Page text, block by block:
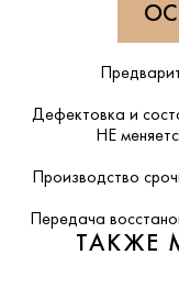
Дефектовка и
НЕ
Производство
Передача
ТАКЖЕ